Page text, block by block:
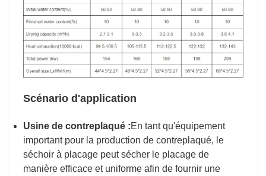
Scénario d'application
Usine de contreplaqué :En tant qu'équipement
important pour la production de contreplaqué, le
séchoir à placage peut sécher le placage de
manière efficace et uniforme afin de fournir une